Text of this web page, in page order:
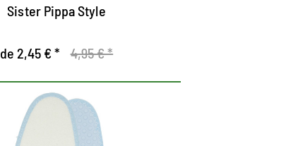
Sister Pippa Style
de 2,45 € * 4,95 € *